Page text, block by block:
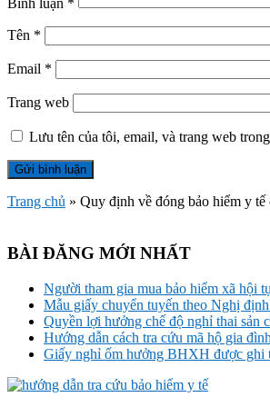
Bình luận *
Tên *
Email *
Trang web
Lưu tên của tôi, email, và trang web
Trang chủ » Quy định về đóng bảo hiểm y
BÀI ĐĂNG MỚI NHẤT
Người tham gia mua bảo hiểm xã hội
Mẫu giấy chuyển tuyến theo Nghị
Quyền lợi hưởng chế độ nghỉ thai sản
Hướng dẫn cách tra cứu mã hộ gia
Giấy nghỉ ốm hưởng BHXH được ghi